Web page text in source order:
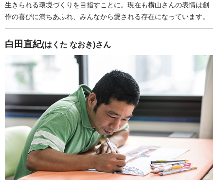
生きられる環境づくりを目指すことに。現在も横山さんの表情は創
作の喜びに満ちあふれ、みんなから愛される存在になっています。
白田直紀(はくた なおき)さん